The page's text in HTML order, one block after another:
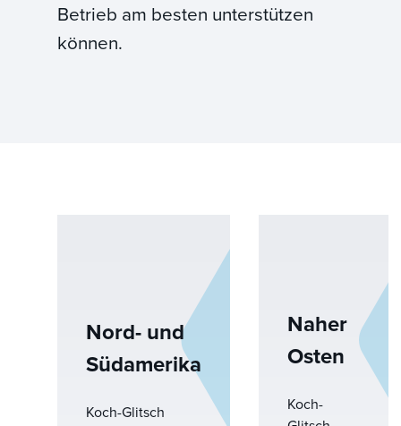
Betrieb am besten unterstützen
können.
Nord- und
Südamerika
Koch-Glitsch
Naher
Osten
Koch-